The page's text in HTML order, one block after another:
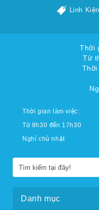
Linh
Thời
Từ
Thời
Thời gian làm việc:
Từ 8h30 đến 17h30
Nghỉ chủ nhật
Danh mục